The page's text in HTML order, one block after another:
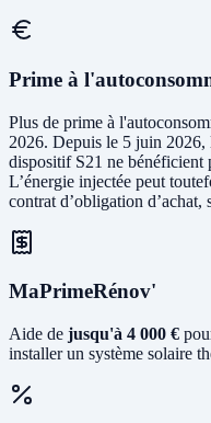
Prime à
Plus de prime à
2026. Depuis le 5 juin 2026,
dispositif S21 ne bénéficient
L’énergie injectée peut
contrat d’obligation d’achat,
MaPrimeRénov'
Aide de jusqu'à 4 000 €
installer un système solaire